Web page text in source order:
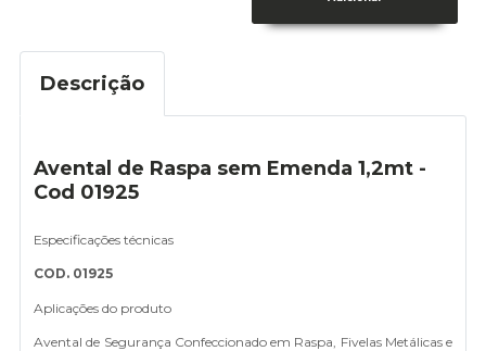
Descrição
Avental de Raspa sem Emenda 1,2mt -
Cod 01925
Especificações técnicas
COD. 01925
Aplicações do produto
Avental de Segurança Confeccionado em Raspa, Fivelas Metálicas e